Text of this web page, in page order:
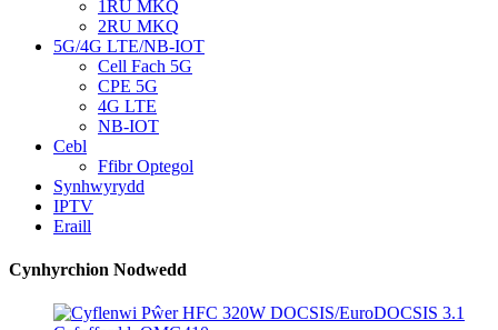
1RU MKQ
2RU MKQ
5G/4G LTE/NB-IOT
Cell Fach 5G
CPE 5G
4G LTE
NB-IOT
Cebl
Ffibr Optegol
Synhwyrydd
IPTV
Eraill
Cynhyrchion Nodwedd